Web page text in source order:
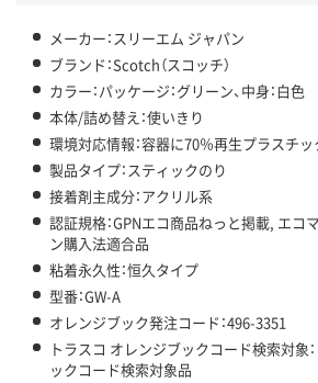
メーカー：スリーエム ジャパン
ブランド：Scotch（スコッチ）
カラー：パッケージ：グリーン、中身：白色
本体/詰め替え：使いきり
環境対応情報：容器に70％再生プラスチ
製品タイプ：スティックのり
接着剤主成分：アクリル系
認証規格：GPNエコ商品ねっと掲載, エコ
ン購入法適合品
粘着永久性：恒久タイプ
型番：GW-A
オレンジブック発注コード：496-3351
トラスコ オレンジブックコード検索対象
ックコード検索対象品